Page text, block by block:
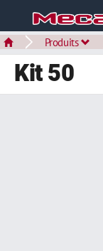
Produits
Kit 50